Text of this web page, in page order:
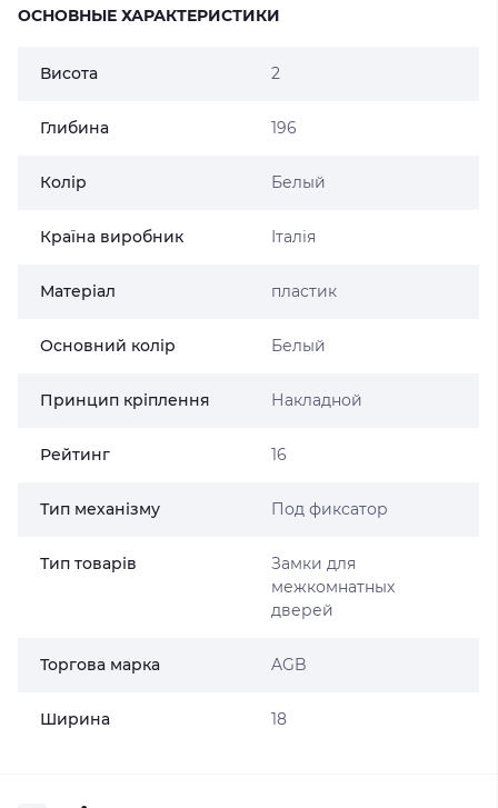
ОСНОВНЫЕ ХАРАКТЕРИСТИКИ
Висота 2
Глибина 196
Колір Белый
Країна виробник Італія
Матеріал пластик
Основний колір Белый
Принцип кріплення Накладной
Рейтинг 16
Тип механізму Под фиксатор
Тип товарів
Замки для
межкомнатных
дверей
Торгова марка AGB
Ширина 18